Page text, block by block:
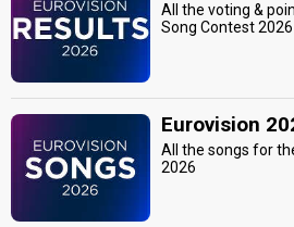
All the voting &
Song Contest 2026
Eurovision
All the songs for
2026